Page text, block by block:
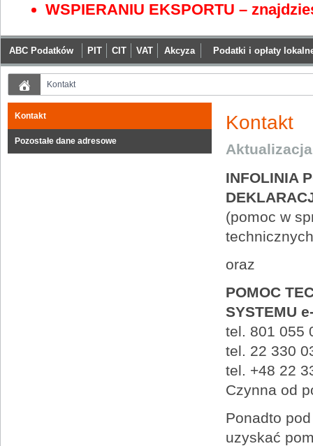
WSPIERANIU EKSPORTU –
ABC Podatków PIT CIT VAT Akcyza Podatki i opłaty
Kontakt
Kontakt
Pozostałe dane adresowe
Kontakt
INFOLINIA
(pomoc w
oraz
POMOC
SYSTEMU
tel. 801 055
tel. 22 330
tel. +48 22
Czynna od
Ponadto
uzyskać